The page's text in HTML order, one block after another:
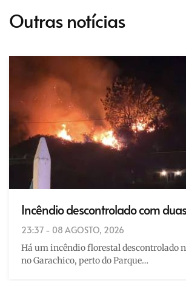
Outras notícias
Incêndio descontrolado com
23:37 - 08 AGOSTO, 2026
Há um incêndio florestal descontrolado
no Garachico, perto do Parque…